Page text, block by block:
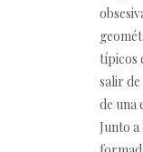
típicos
salir
de una
Junto